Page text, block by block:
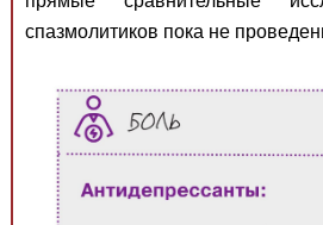
спазмолитиков пока не